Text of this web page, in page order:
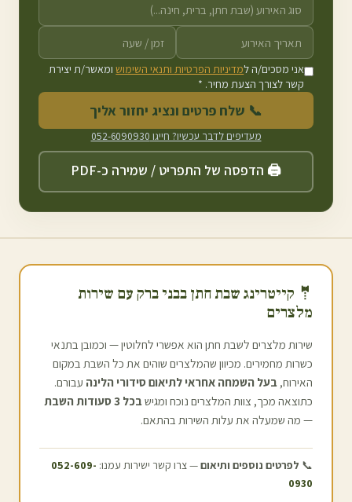
אני מסכים/ה למדיניות הפרטיות ותנאי השימושומאשר/ת יצירת
קשר לצורך הצעת מחיר. *
📞 שלח פרטים ונציג יחזור אליך
מעדיפים לדבר עכשיו? חייגו 052-6090930
🖨️ הדפסה של התפריט / שמירה כ-PDF
🤵 קייטרינג שבת חתן בבני ברק עם שירות
מלצרים
שירות מלצרים לשבת חתן הוא אפשרי לחלוטין — וכמובן בתנאי
כשרות מחמירים. מכיוון שהמלצרים שוהים את כל השבת במקום
האירוח, בעל השמחה אחראי לתיאום סידורי הלינה עבורם.
כתוצאה מכך, צוות המלצרים נוכח ומגישבכל 3 סעודות השבת
— מה שמעלה את עלות השירות בהתאם.
📞 לפרטים נוספים ותיאום— צרו קשר ישירות עמנו: 052-609-
0930